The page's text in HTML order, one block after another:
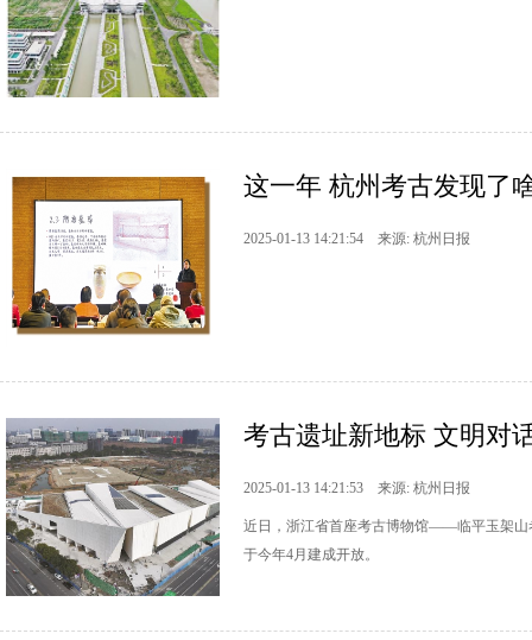
这一年 杭州考古发现了
2025-01-13 14:21:54 来源: 杭州日报
考古遗址新地标 文明对
2025-01-13 14:21:53 来源: 杭州日报
近日，浙江省首座考古博物馆——临平玉架山
于今年4月建成开放。